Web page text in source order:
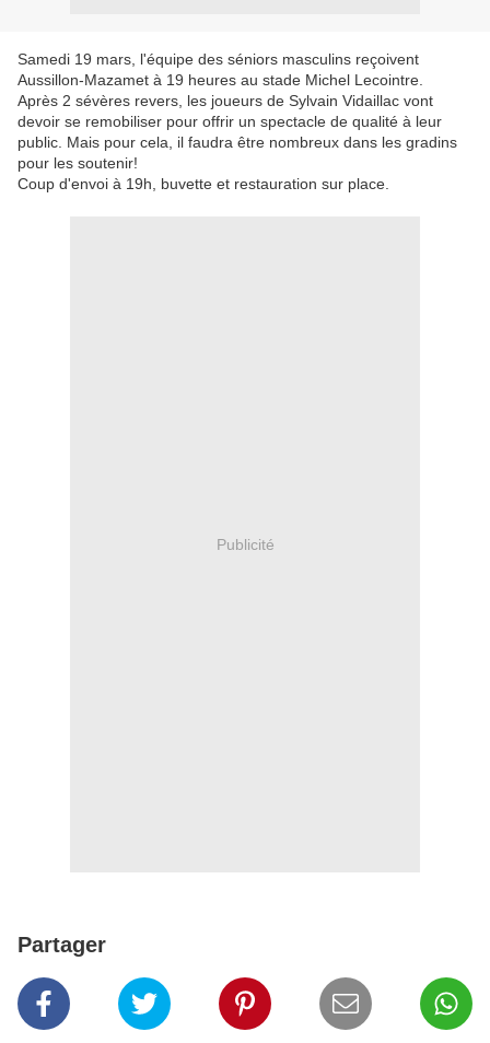
Samedi 19 mars, l'équipe des séniors masculins reçoivent
Aussillon-Mazamet à 19 heures au stade Michel Lecointre.
Après 2 sévères revers, les joueurs de Sylvain Vidaillac vont
devoir se remobiliser pour offrir un spectacle de qualité à leur
public. Mais pour cela, il faudra être nombreux dans les gradins
pour les soutenir!
Coup d'envoi à 19h, buvette et restauration sur place.
Publicité
Partager